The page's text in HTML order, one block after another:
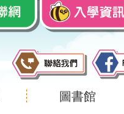
圖書館